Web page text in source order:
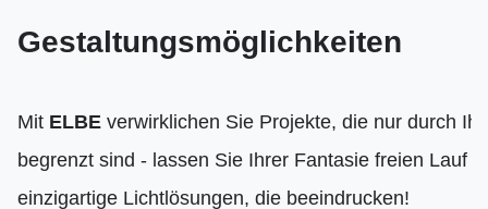
Gestaltungsmöglichkeiten
Mit ELBE verwirklichen Sie Projekte, die nur durch
begrenzt sind - lassen Sie Ihrer Fantasie freien Lauf
einzigartige Lichtlösungen, die beeindrucken!